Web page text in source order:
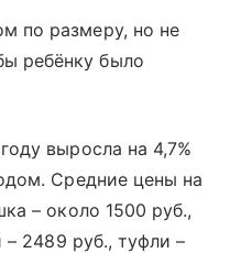
по размеру, но не
ребёнку было
выросла на 4,7%
Средние цены на
– около 1500 руб.,
2489 руб., туфли –